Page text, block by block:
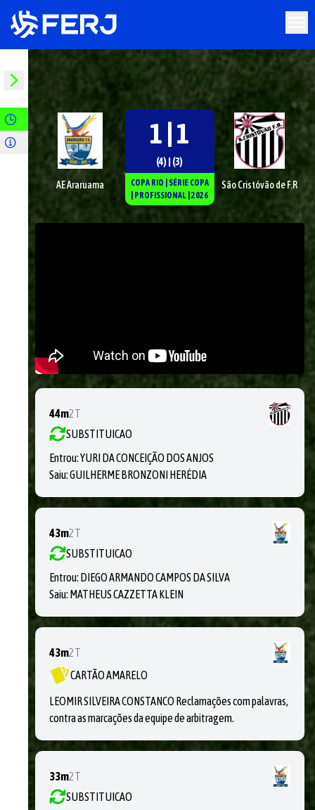
AE Araruama
1 | 1
(4) | (3)
COPA RIO SÉRIE COPA
PROFISSIONAL 2026
São Cristóvão de F.R
44m2T
SUBSTITUICAO
Entrou:YURI DA CONCEIÇÃO DOS ANJOS
Saiu:GUILHERME BRONZONI HERÉDIA
43m2T
SUBSTITUICAO
Entrou: DIEGO ARMANDO CAMPOS DA SILVA
Saiu: MATHEUS CAZZETTA KLEIN
43m2T
CARTÃO AMARELO
LEOMIR SILVEIRA CONSTANCO Reclamações com palavras,
contra as marcações da equipe de arbitragem.
33m2T
SUBSTITUICAO